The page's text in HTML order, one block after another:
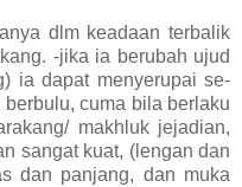
dlm keadaan terbalik
-jika ia berubah ujud
ia dapat menyerupai se-
cuma bila berlaku
makhluk jejadian,
sangat kuat, (lengan dan
dan panjang, dan muka